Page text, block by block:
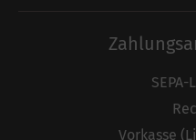
Vorkasse